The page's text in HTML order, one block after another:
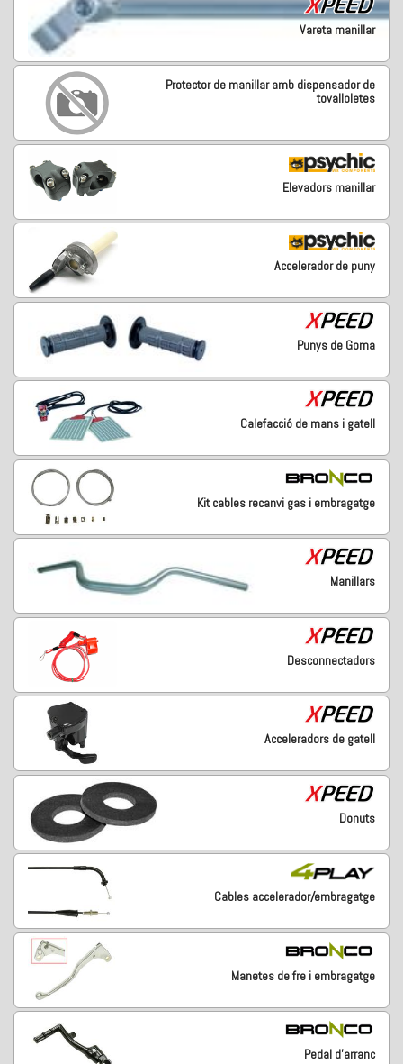
Vareta manillar
Protector de manillar amb dispensador de
tovalloletes
Elevadors manillar
Accelerador de puny
Punys de Goma
Calefacció de mans i gatell
Kit cables recanvi gas i embragatge
Manillars
Desconnectadors
Acceleradors de gatell
Donuts
Cables accelerador/embragatge
Manetes de fre i embragatge
Pedal d'arranc